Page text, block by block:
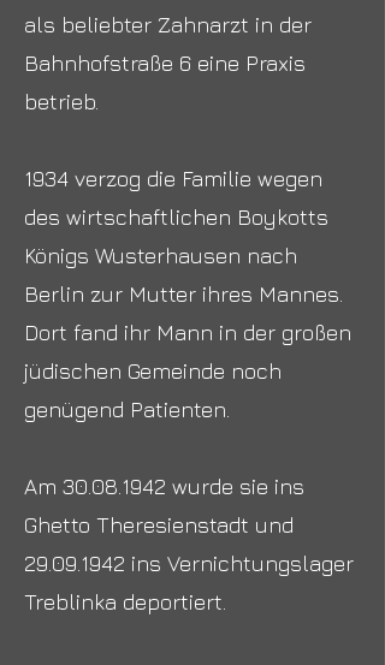
als beliebter Zahnarzt in der
Bahnhofstraße 6 eine Praxis
betrieb.
1934 verzog die Familie wegen
des wirtschaftlichen Boykotts
Königs Wusterhausen nach
Berlin zur Mutter ihres Mannes.
Dort fand ihr Mann in der großen
jüdischen Gemeinde noch
genügend Patienten.
Am 30.08.1942 wurde sie ins
Ghetto Theresienstadt und
29.09.1942 ins Vernichtungslager
Treblinka deportiert.